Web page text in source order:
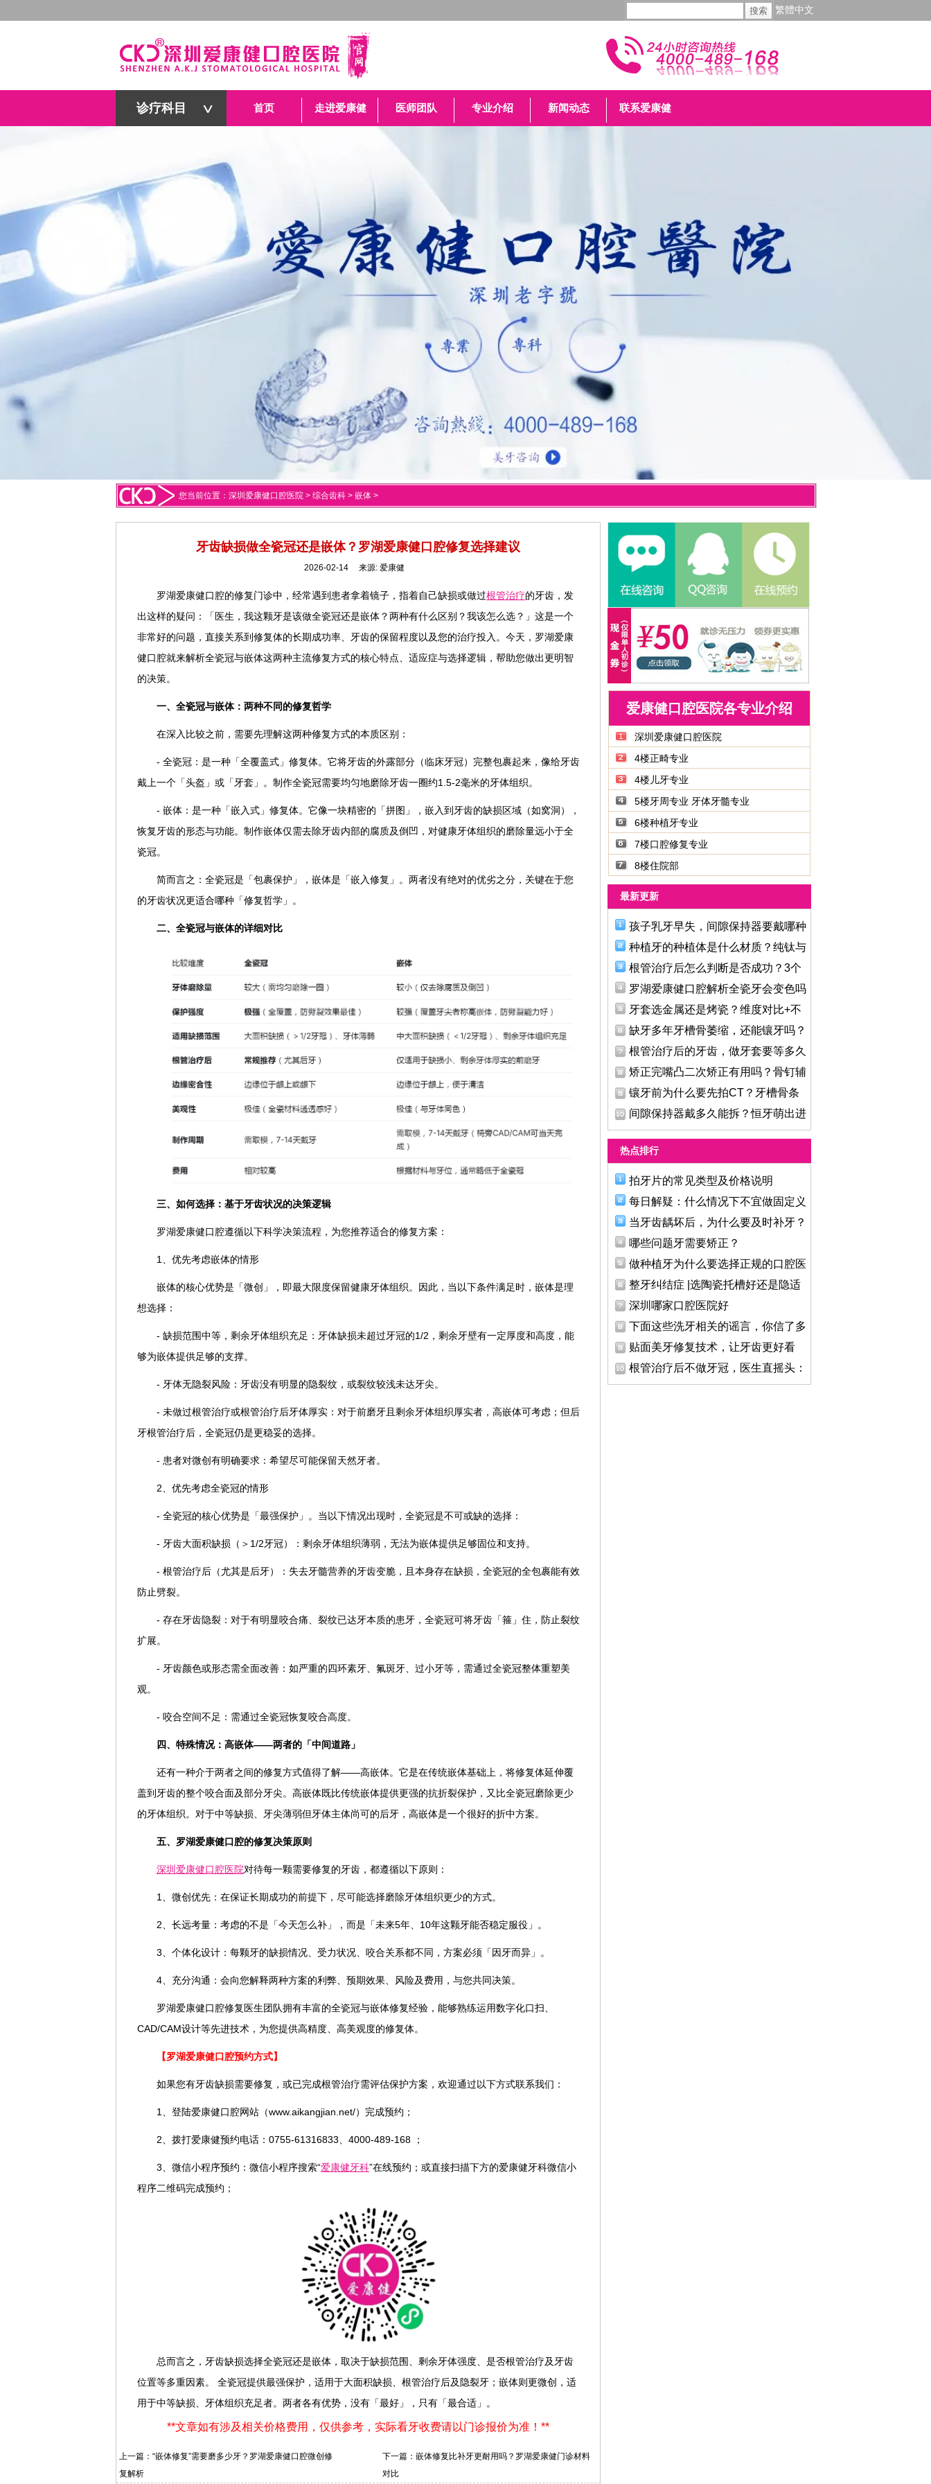
繁體中文
诊疗科目 首页 走进爱康健 医师团队 专业介绍 新闻动态 联系爱康健
您当前位置： 深圳爱康健口腔医院 > 综合齿科 > 嵌体 >
牙齿缺损做全瓷冠还是嵌体？罗湖爱康健口腔修复选择建议
2026-02-14 来源: 爱康健
罗湖爱康健口腔的修复门诊中，经常遇到患者拿着镜子，指着自己缺损或做过根管治疗的牙齿，发
出这样的疑问：「医生，我这颗牙是该做全瓷冠还是嵌体？两种有什么区别？我该怎么选？」这是一个
非常好的问题，直接关系到修复体的长期成功率、牙齿的保留程度以及您的治疗投入。今天，罗湖爱康
健口腔就来解析全瓷冠与嵌体这两种主流修复方式的核心特点、适应症与选择逻辑，帮助您做出更明智
的决策。
一、全瓷冠与嵌体：两种不同的修复哲学
在深入比较之前，需要先理解这两种修复方式的本质区别：
- 全瓷冠：是一种「全覆盖式」修复体。它将牙齿的外露部分（临床牙冠）完整包裹起来，像给牙齿
戴上一个「头盔」或「牙套」。制作全瓷冠需要均匀地磨除牙齿一圈约1.5-2毫米的牙体组织。
- 嵌体：是一种「嵌入式」修复体。它像一块精密的「拼图」，嵌入到牙齿的缺损区域（如窝洞），
恢复牙齿的形态与功能。制作嵌体仅需去除牙齿内部的腐质及倒凹，对健康牙体组织的磨除量远小于全
瓷冠。
简而言之：全瓷冠是「包裹保护」，嵌体是「嵌入修复」。两者没有绝对的优劣之分，关键在于您
的牙齿状况更适合哪种「修复哲学」。
二、全瓷冠与嵌体的详细对比
三、如何选择：基于牙齿状况的决策逻辑
罗湖爱康健口腔遵循以下科学决策流程，为您推荐适合的修复方案：
1、优先考虑嵌体的情形
嵌体的核心优势是「微创」，即最大限度保留健康牙体组织。因此，当以下条件满足时，嵌体是理
想选择：
- 缺损范围中等，剩余牙体组织充足：牙体缺损未超过牙冠的1/2，剩余牙壁有一定厚度和高度，能
够为嵌体提供足够的支撑。
- 牙体无隐裂风险：牙齿没有明显的隐裂纹，或裂纹较浅未达牙尖。
- 未做过根管治疗或根管治疗后牙体厚实：对于前磨牙且剩余牙体组织厚实者，高嵌体可考虑；但后
牙根管治疗后，全瓷冠仍是更稳妥的选择。
- 患者对微创有明确要求：希望尽可能保留天然牙者。
2、优先考虑全瓷冠的情形
- 全瓷冠的核心优势是「最强保护」。当以下情况出现时，全瓷冠是不可或缺的选择：
- 牙齿大面积缺损（＞1/2牙冠）：剩余牙体组织薄弱，无法为嵌体提供足够固位和支持。
- 根管治疗后（尤其是后牙）：失去牙髓营养的牙齿变脆，且本身存在缺损，全瓷冠的全包裹能有效
防止劈裂。
- 存在牙齿隐裂：对于有明显咬合痛、裂纹已达牙本质的患牙，全瓷冠可将牙齿「箍」住，防止裂纹
扩展。
- 牙齿颜色或形态需全面改善：如严重的四环素牙、氟斑牙、过小牙等，需通过全瓷冠整体重塑美
观。
- 咬合空间不足：需通过全瓷冠恢复咬合高度。
四、特殊情况：高嵌体——两者的「中间道路」
还有一种介于两者之间的修复方式值得了解——高嵌体。它是在传统嵌体基础上，将修复体延伸覆
盖到牙齿的整个咬合面及部分牙尖。高嵌体既比传统嵌体提供更强的抗折裂保护，又比全瓷冠磨除更少
的牙体组织。对于中等缺损、牙尖薄弱但牙体主体尚可的后牙，高嵌体是一个很好的折中方案。
五、罗湖爱康健口腔的修复决策原则
深圳爱康健口腔医院对待每一颗需要修复的牙齿，都遵循以下原则：
1、微创优先：在保证长期成功的前提下，尽可能选择磨除牙体组织更少的方式。
2、长远考量：考虑的不是「今天怎么补」，而是「未来5年、10年这颗牙能否稳定服役」。
3、个体化设计：每颗牙的缺损情况、受力状况、咬合关系都不同，方案必须「因牙而异」。
4、充分沟通：会向您解释两种方案的利弊、预期效果、风险及费用，与您共同决策。
罗湖爱康健口腔修复医生团队拥有丰富的全瓷冠与嵌体修复经验，能够熟练运用数字化口扫、
CAD/CAM设计等先进技术，为您提供高精度、高美观度的修复体。
【罗湖爱康健口腔预约方式】
如果您有牙齿缺损需要修复，或已完成根管治疗需评估保护方案，欢迎通过以下方式联系我们：
1、登陆爱康健口腔网站（www.aikangjian.net/）完成预约；
2、拨打爱康健预约电话：0755-61316833、4000-489-168 ；
3、微信小程序预约：微信小程序搜索“爱康健牙科”在线预约；或直接扫描下方的爱康健牙科微信小
程序二维码完成预约；
总而言之，牙齿缺损选择全瓷冠还是嵌体，取决于缺损范围、剩余牙体强度、是否根管治疗及牙齿
位置等多重因素。 全瓷冠提供最强保护，适用于大面积缺损、根管治疗后及隐裂牙；嵌体则更微创，适
用于中等缺损、牙体组织充足者。两者各有优势，没有「最好」，只有「最合适」。
**文章如有涉及相关价格费用，仅供参考，实际看牙收费请以门诊报价为准！**
上一篇： “嵌体修复”需要磨多少牙？罗湖爱康健口腔微创修
复解析
下一篇： 嵌体修复比补牙更耐用吗？罗湖爱康健门诊材料
对比
爱康健口腔医院各专业介绍
深圳爱康健口腔医院
4楼正畸专业
4楼儿牙专业
5楼牙周专业 牙体牙髓专业
6楼种植牙专业
7楼口腔修复专业
8楼住院部
最新更新
孩子乳牙早失，间隙保持器要戴哪种
种植牙的种植体是什么材质？纯钛与
根管治疗后怎么判断是否成功？3个
罗湖爱康健口腔解析全瓷牙会变色吗
牙套选金属还是烤瓷？维度对比+不
缺牙多年牙槽骨萎缩，还能镶牙吗？
根管治疗后的牙齿，做牙套要等多久
矫正完嘴凸二次矫正有用吗？骨钉辅
镶牙前为什么要先拍CT？牙槽骨条
件
间隙保持器戴多久能拆？恒牙萌出进
热点排行
拍牙片的常见类型及价格说明
每日解疑：什么情况下不宜做固定义
当牙齿龋坏后，为什么要及时补牙？
哪些问题牙需要矫正？
做种植牙为什么要选择正规的口腔医
整牙纠结症 |选陶瓷托槽好还是隐适
深圳哪家口腔医院好
下面这些洗牙相关的谣言，你信了多
贴面美牙修复技术，让牙齿更好看
根管治疗后不做牙冠，医生直摇头：